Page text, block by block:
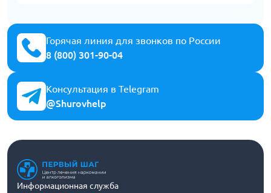
Горячая линия для звонков по России
8 (800) 301-90-04
Консультация в Telegram
@Shurovhelp
Информационная служба